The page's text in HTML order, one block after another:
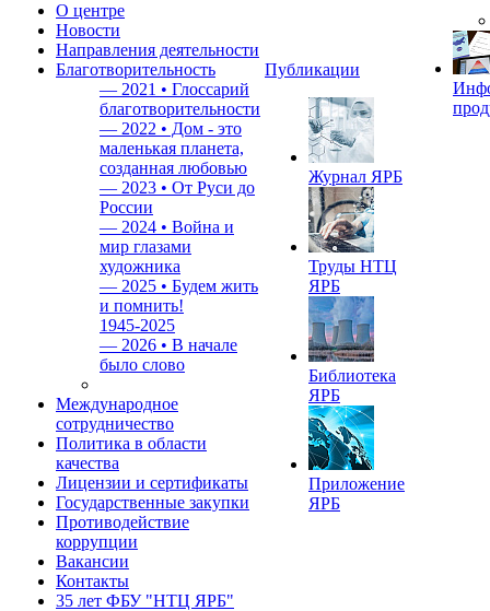
О центре
Новости
Направления деятельности
Благотворительность
— 2021 • Глоссарий
благотворительности
— 2022 • Дом - это
маленькая планета,
созданная любовью
— 2023 • От Руси до
России
— 2024 • Война и
мир глазами
художника
— 2025 • Будем жить
и помнить!
1945-2025
— 2026 • В начале
было слово
Международное
сотрудничество
Политика в области
качества
Лицензии и сертификаты
Государственные закупки
Противодействие
коррупции
Вакансии
Контакты
35 лет ФБУ "НТЦ ЯРБ"
Публикации
Журнал ЯРБ
Труды НТЦ
ЯРБ
Библиотека
ЯРБ
Приложение
ЯРБ